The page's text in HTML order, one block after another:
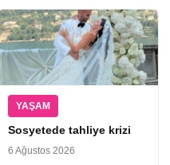
YAŞAM
Sosyetede tahliye krizi
6 Ağustos 2026